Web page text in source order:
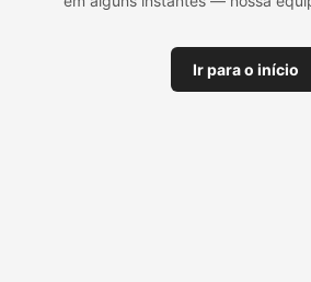
Ir para o início